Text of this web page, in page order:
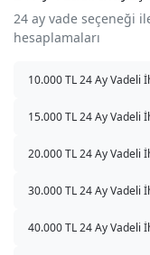
24 ay vade seçeneği
hesaplamaları
10.000 TL 24 Ay Vadeli
15.000 TL 24 Ay Vadeli
20.000 TL 24 Ay Vadeli
30.000 TL 24 Ay Vadeli
40.000 TL 24 Ay Vadeli